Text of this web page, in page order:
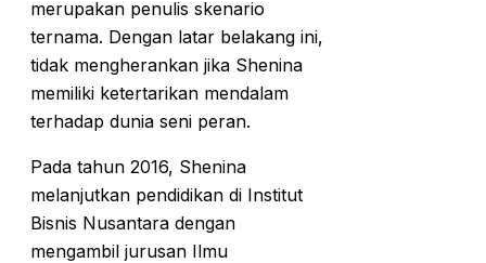
merupakan penulis skenario
ternama. Dengan latar belakang ini,
tidak mengherankan jika Shenina
memiliki ketertarikan mendalam
terhadap dunia seni peran.
Pada tahun 2016, Shenina
melanjutkan pendidikan di Institut
Bisnis Nusantara dengan
mengambil jurusan Ilmu